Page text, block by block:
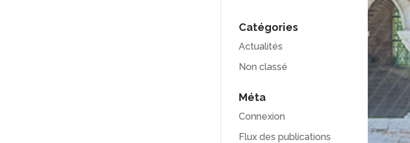
Catégories
Actualités
Non classé
Méta
Connexion
Flux des publications